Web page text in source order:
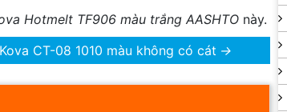
Hotmelt TF906 màu trắng AASHTO này.
CT-08 1010 màu không có cát →